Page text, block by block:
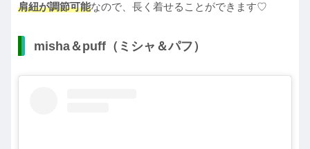
肩紐が調節可能なので、長く着せることができます♡
misha＆puff（ミシャ＆パフ）